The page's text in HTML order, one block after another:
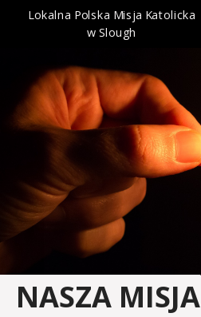
Lokalna Polska Misja Katolicka
w Slough
NASZA MISJA